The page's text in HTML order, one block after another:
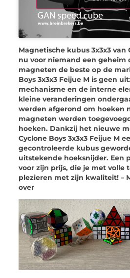
Magnetische kubus 3x3x3 van
nu voor niemand een geheim
magneten de beste op de
Boys 3x3x3 Feijue M is geen
mechanisme en de interne
kleine veranderingen
werden afgerond om hoeken
magneten werden
hoeken. Dankzij het nieuwe
Cyclone Boys 3x3x3 Feijue M
gecontroleerde kubus
uitstekende hoeksnijder. Een
voor zijn prijs, die je met volle
plezieren met zijn kwaliteit! –
over